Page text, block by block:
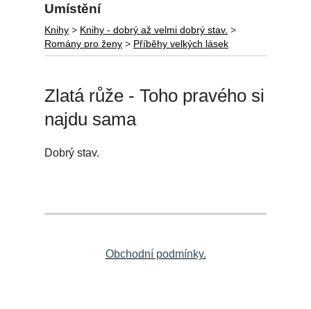
Umístění
Knihy > Knihy - dobrý až velmi dobrý stav. >
Romány pro ženy > Příběhy velkých lásek
Zlatá růže - Toho pravého si
najdu sama
Dobrý stav.
Obchodní podmínky.